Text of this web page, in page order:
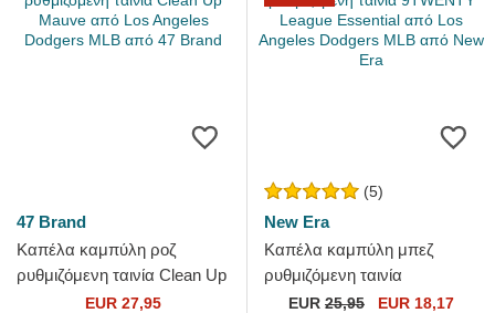
47 Brand
Καπέλα καμπύλη ροζ
ρυθμιζόμενη ταινία Clean Up
Mauve από Los Angeles
EUR 27,95
(5)
New Era
Καπέλα καμπύλη μπεζ
ρυθμιζόμενη ταινία
9TWENTY League Essential
EUR 25,95 EUR 18,17